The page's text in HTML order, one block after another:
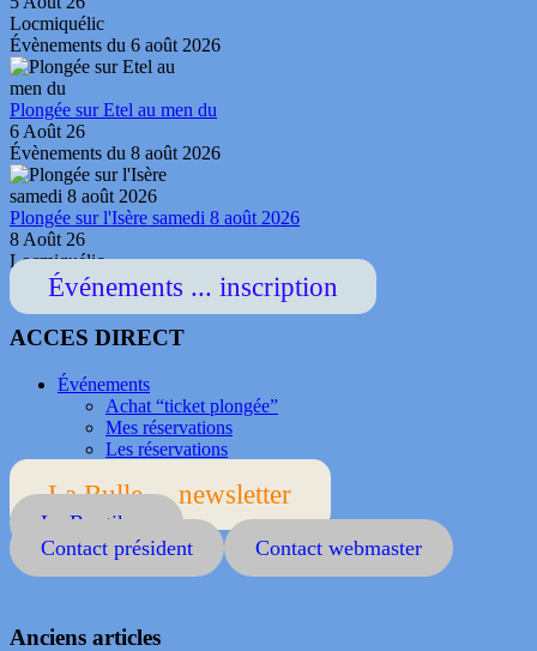
Locmiquélic
Évènements du 6 août 2026
Plongée sur Etel au men du
6 Août 26
Évènements du 8 août 2026
Plongée sur l'Isère samedi 8 août 2026
8 Août 26
Locmiquélic
Événements ... inscription
ACCES DIRECT
Événements
Achat “ticket plongée”
Mes réservations
Les réservations
La Bulle ... newsletter
La Boutik ...
Contact président
Contact webmaster
Anciens articles